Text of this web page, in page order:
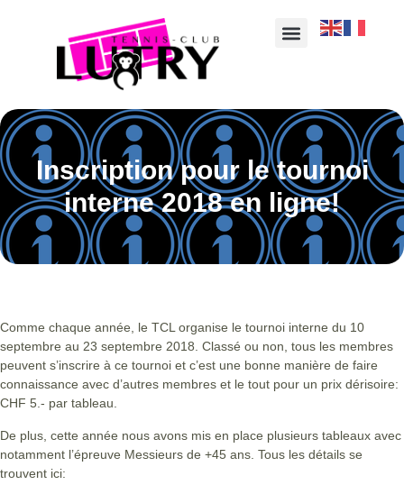
Inscription pour le tournoi
interne 2018 en ligne!
Comme chaque année, le TCL organise le tournoi interne du 10
septembre au 23 septembre 2018. Classé ou non, tous les membres
peuvent s’inscrire à ce tournoi et c’est une bonne manière de faire
connaissance avec d’autres membres et le tout pour un prix dérisoire:
CHF 5.- par tableau.
De plus, cette année nous avons mis en place plusieurs tableaux avec
notamment l’épreuve Messieurs de +45 ans. Tous les détails se
trouvent ici: